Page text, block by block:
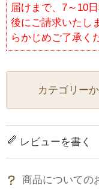
届けまで、7～10
後にご請求いたし
らかじめご了承く
カテゴリー
レビューを書く
商品についての